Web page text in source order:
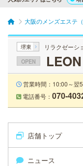
大阪のメンズエステ
堺東 リラクゼーシ
OPEN
営業時間：10:00～翌
電話番号： 070-
店舗トップ
ニュース